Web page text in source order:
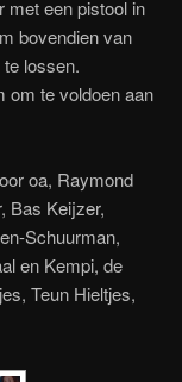
een pistool in
bovendien van
lossen.
om te voldoen aan
oa, Raymond
Bas Keijzer,
Schuurman,
en Kempi, de
Teun Hieltjes,